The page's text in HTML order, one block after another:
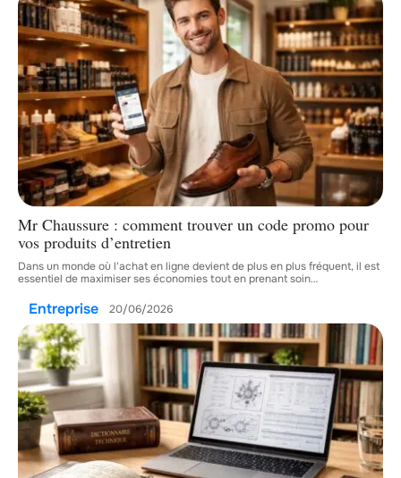
Mr Chaussure : comment trouver un code promo pour
vos produits d’entretien
Dans un monde où l'achat en ligne devient de plus en plus fréquent, il est
essentiel de maximiser ses économies tout en prenant soin…
Entreprise 20/06/2026